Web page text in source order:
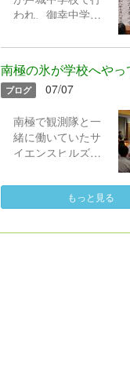
年A組、青団 3年A
組、2年B組、1年B
た！
た。胸にグッとく
最後まで集中して
聞いたり話したり
われ、御幸中学校
し、平和への願い
を伝えました。広
島での碑巡りや被
爆者の方の講話を
受け止めた内容で
説得力がありまし
た。「一人一人の
す」「直接つなが
らなくても平和に
増やし、つなげて
ブログ 07/07
南極で観測隊と一
緒に働いていたサ
イエンスヒルズこ
んが来校し、当時
のブログ配信や生
南極での生活につ
もっと見る